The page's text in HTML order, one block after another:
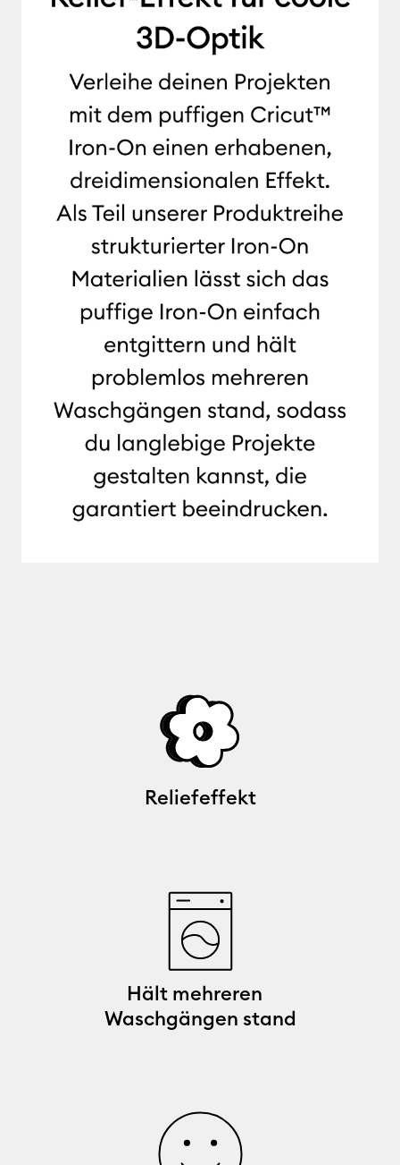
Reliefeffekt
Hält mehreren
Waschgängen stand